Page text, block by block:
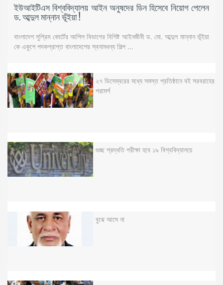
ইউআইটিএস বিশ্ববিদ্যালয় আইন অনুষদের ডিন হিসেবে নিয়োগ পেলেন
ড. আব্দুল মান্নান ভূঁইয়া !
বাংলাদেশ সুপ্রিম কোর্টের আপিল বিভাগের বিশিষ্ট আইনজীবী ড. মো. আব্দুল মান্নান ভূঁইয়া
কে একুশে পদকপ্রাপ্ত বাংলাদেশের স্বনামধন্য শিল্প ...
২৭ ডিসেম্বরের মধ্যে সমস্ত প্রতিষ্ঠানে বই সরবরাহের
পরামর্শ
গুচ্ছ প্রদ্ধতি পরীক্ষা হবে ১৯ বিশ্ববিদ্যালয়ে
বুঝে আসে না